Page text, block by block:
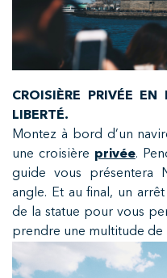
CROISIÈRE PRIVÉE
LIBERTÉ.
Montez à bord d’un
une croisière privée.
guide vous présentera
angle. Et au final, un
de la statue pour vous
prendre une multitude de